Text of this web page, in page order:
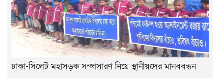
ঢাকা-সিলেট মহাসড়ক সম্প্রসারণ নিয়ে স্থানীয়দের মানববন্ধন